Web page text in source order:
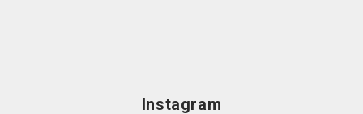
Instagram